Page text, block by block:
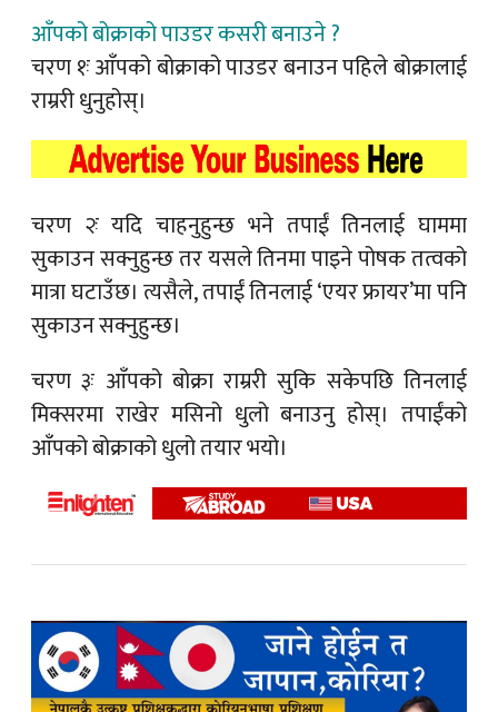
आँपको बोक्राको पाउडर कसरी बनाउने ?
चरण १ः आँपको बोक्राको पाउडर बनाउन पहिले बोक्रालाई
राम्ररी धुनुहोस्।
चरण २ः यदि चाहनुहुन्छ भने तपाईं तिनलाई घाममा
सुकाउन सक्नुहुन्छ तर यसले तिनमा पाइने पोषक तत्वको
मात्रा घटाउँछ। त्यसैले, तपाईं तिनलाई ‘एयर फ्रायर’मा पनि
सुकाउन सक्नुहुन्छ।
चरण ३ः आँपको बोक्रा राम्ररी सुकि सकेपछि तिनलाई
मिक्सरमा राखेर मसिनो धुलो बनाउनु होस्। तपाईंको
आँपको बोक्राको धुलो तयार भयो।